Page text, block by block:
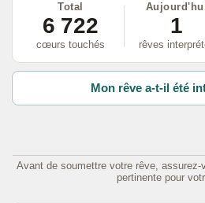
Total
6 722
cœurs touchés
1
rêves
Mon rêve a-t-il été
Avant de soumettre votre rêve, assurez-
pertinente pour